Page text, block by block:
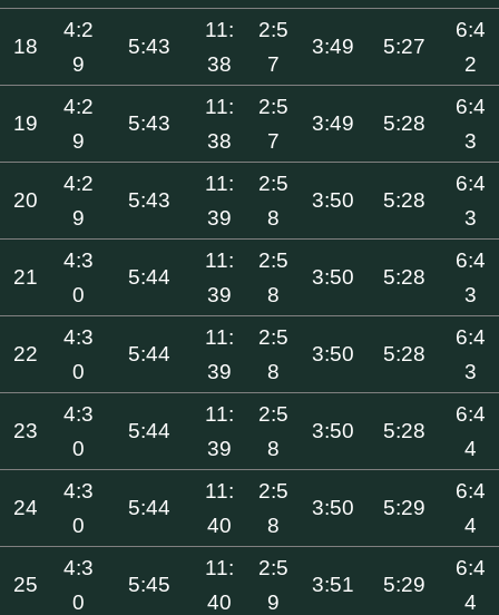
18
4:2
9
5:43
11:
38
2:5
7
3:49 5:27
6:4
2
19
4:2
9
5:43
11:
38
2:5
7
3:49 5:28
6:4
3
20
4:2
9
5:43
11:
39
2:5
8
3:50 5:28
6:4
3
21
4:3
0
5:44
11:
39
2:5
8
3:50 5:28
6:4
3
22
4:3
0
5:44
11:
39
2:5
8
3:50 5:28
6:4
3
23
4:3
0
5:44
11:
39
2:5
8
3:50 5:28
6:4
4
24
4:3
0
5:44
11:
40
2:5
8
3:50 5:29
6:4
4
25
4:3
0
5:45
11:
40
2:5
9
3:51 5:29
6:4
4